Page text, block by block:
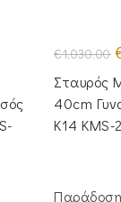
€1,030.00
Σταυρός
40cm
Κ14 KMS-